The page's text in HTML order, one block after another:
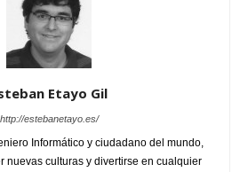
Etayo Gil
http://estebanetayo.es/
Informático y ciudadano del mundo,
nuevas culturas y divertirse en cualquier